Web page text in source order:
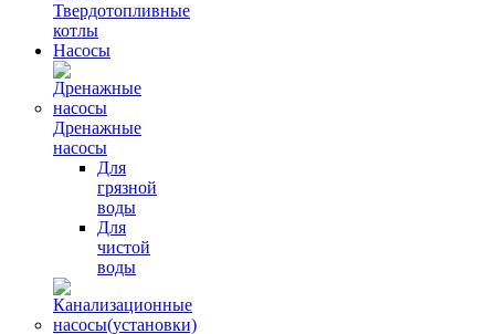
Твердотопливные
котлы
Насосы
Дренажные
насосы
Для
грязной
воды
Для
чистой
воды